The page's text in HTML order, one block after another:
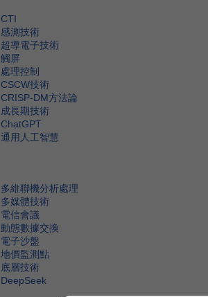
CTI
感測技術
超導電子技術
觸屏
處理控制
CSCW技術
CRISP-DM方法論
成長期技術
ChatGPT
通用人工智慧
多維聯機分析處理
多媒體技術
電信會議
動態數據交換
電子沙盤
地價監測點
底層技術
DeepSeek